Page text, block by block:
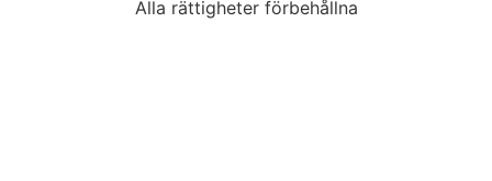
Alla rättigheter förbehållna